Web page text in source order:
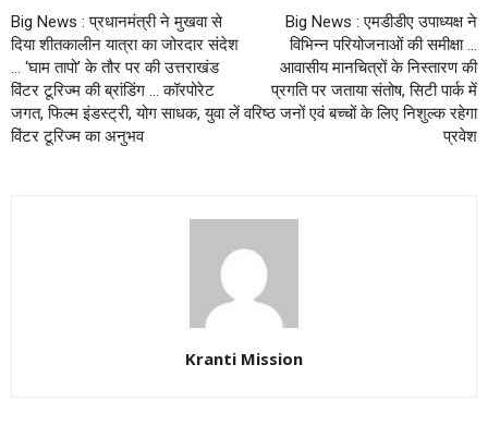
Big News : प्रधानमंत्री ने मुखवा से
दिया शीतकालीन यात्रा का जोरदार संदेश
… ‘घाम तापो’ के तौर पर की उत्तराखंड
विंटर टूरिज्म की ब्रांडिंग … कॉरपोरेट
जगत, फिल्म इंडस्ट्री, योग साधक, युवा लें
विंटर टूरिज्म का अनुभव
Big News : एमडीडीए उपाध्यक्ष ने
विभिन्न परियोजनाओं की समीक्षा …
आवासीय मानचित्रों के निस्तारण की
प्रगति पर जताया संतोष, सिटी पार्क में
वरिष्ठ जनों एवं बच्चों के लिए निशुल्क रहेगा
प्रवेश
Kranti Mission